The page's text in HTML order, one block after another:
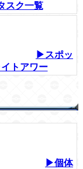
スク一覧
▶スポッ
イトアワー
▶個体